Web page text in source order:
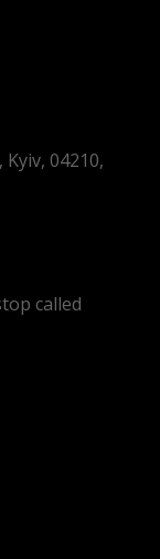
04210,
called